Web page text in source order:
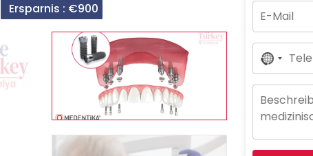
Ersparnis : €900
No